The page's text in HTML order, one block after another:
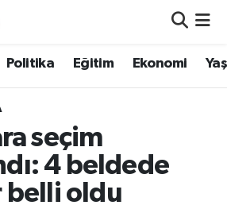
Politika Eğitim Ekonomi
seçim
4 beldede
belli oldu